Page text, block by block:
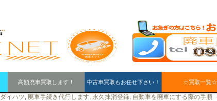
高額廃車買取します！ 中古車買取もお任せ下さい！ ☆買取一覧☆
ダイハツ, 廃車手続き代行します, 永久抹消登録, 自動車を廃車にする際の手順